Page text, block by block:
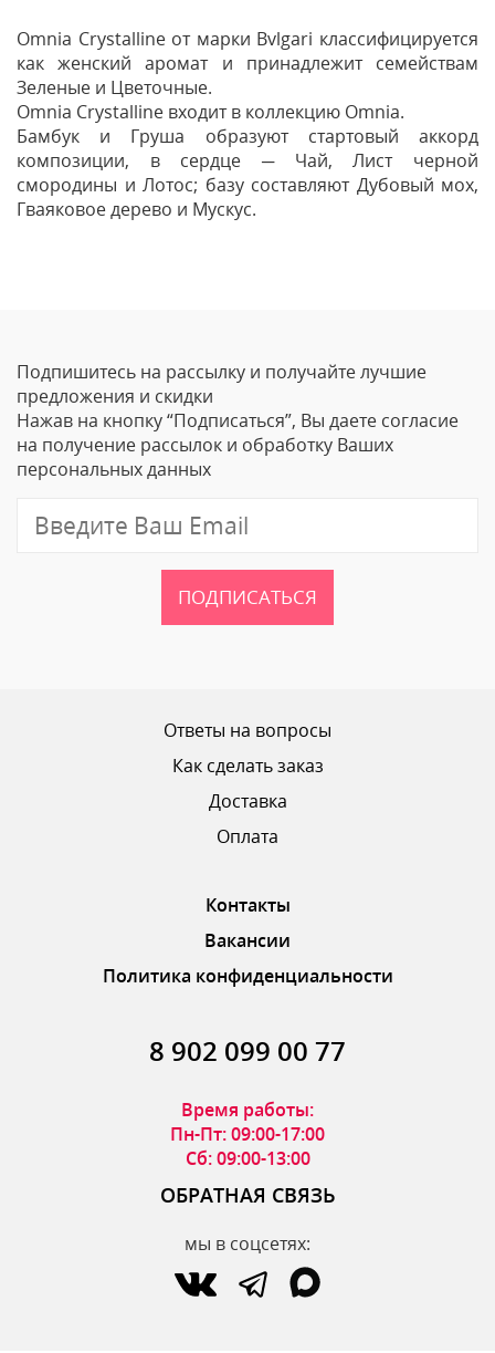
Omnia Crystalline от марки Bvlgari классифицируется
как женский аромат и принадлежит семействам
Зеленые и Цветочные.
Omnia Crystalline входит в коллекцию Omnia.
Бамбук и Груша образуют стартовый аккорд
композиции, в сердце ─ Чай, Лист черной
смородины и Лотос; базу составляют Дубовый мох,
Гваяковое дерево и Мускус.
Ваше Имя
Email
ОТПРАВИТЬ ОТЗЫВ
Подпишитесь на рассылку и получайте лучшие
предложения и скидки
Нажав на кнопку “Подписаться”, Вы даете согласие
на получение рассылок и обработку Ваших
персональных данных
ПОДПИСАТЬСЯ
Ответы на вопросы
Как сделать заказ
Доставка
Оплата
Контакты
Вакансии
Политика конфиденциальности
8 902 099 00 77
Время работы:
Пн-Пт: 09:00-17:00
Сб: 09:00-13:00
ОБРАТНАЯ СВЯЗЬ
мы в соцсетях: